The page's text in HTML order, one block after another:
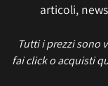
articoli,
Tutti i prezzi sono
fai click o acquisti